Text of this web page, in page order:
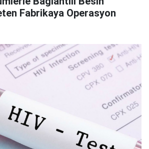
Fabrikaya Operasyon